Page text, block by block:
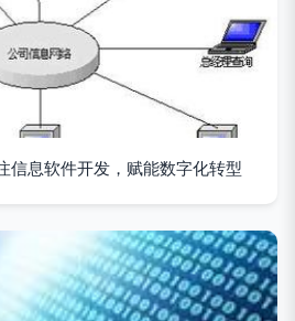
信息软件开发，赋能数字化转型